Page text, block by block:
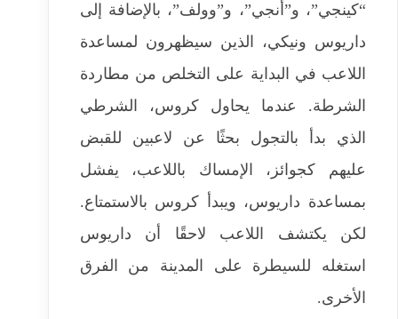
“كينجي”، و”أنجي”، و”وولف”، بالإضافة إلى
داريوس ونيكي، الذين سيظهرون لمساعدة
اللاعب في البداية على التخلص من مطاردة
الشرطة. عندما يحاول كروس، الشرطي
الذي بدأ بالتجول بحثًا عن لاعبين للقبض
عليهم كجوائز، الإمساك باللاعب، يفشل
بمساعدة داريوس، ويبدأ كروس بالاستمتاع.
لكن يكتشف اللاعب لاحقًا أن داريوس
استغله للسيطرة على المدينة من الفرق
الأخرى.